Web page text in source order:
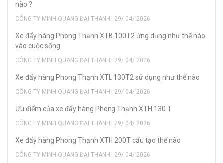
nào ?
CÔNG TY MINH QUANG ĐẠI THANH | 29/ 04/ 2026
Xe đẩy hàng Phong Thạnh XTB 100T2 ứng dụng như thế nào
vào cuộc sống
CÔNG TY MINH QUANG ĐẠI THANH | 29/ 04/ 2026
Xe đẩy hàng Phong Thạnh XTL 130T2 sử dụng như thế nào
CÔNG TY MINH QUANG ĐẠI THANH | 29/ 04/ 2026
Ưu điểm của xe đẩy hàng Phong Thạnh XTH 130 T
CÔNG TY MINH QUANG ĐẠI THANH | 29/ 04/ 2026
Xe đẩy hàng Phong Thạnh XTH 200T cấu tạo thế nào
CÔNG TY MINH QUANG ĐẠI THANH | 29/ 04/ 2026